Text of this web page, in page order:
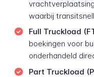
waarbij
Full Truckload
boekingen voor
onderhandeld
Part Truckload